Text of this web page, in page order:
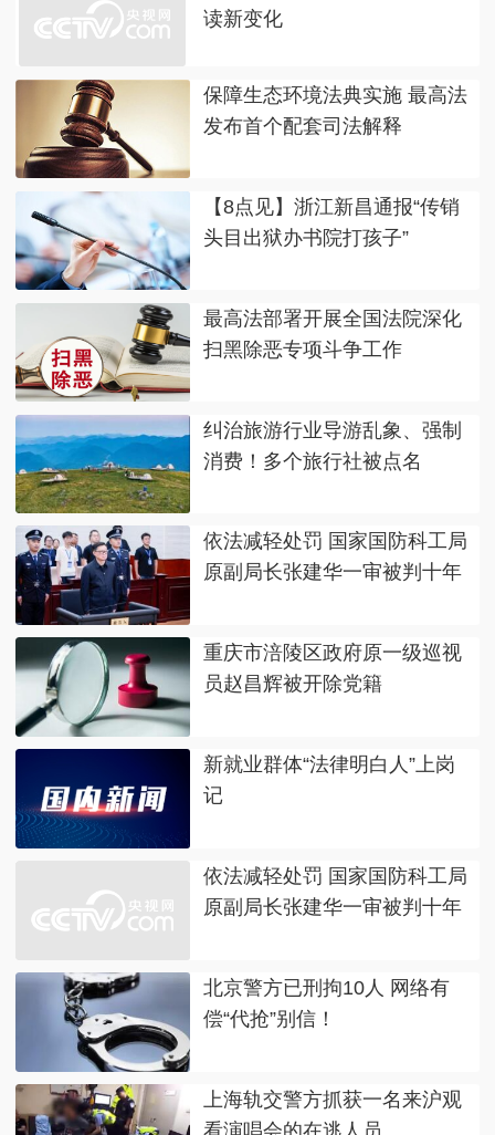
读新变化
保障生态环境法典实施 最高法
发布首个配套司法解释
【8点见】浙江新昌通报“传销
头目出狱办书院打孩子”
最高法部署开展全国法院深化
扫黑除恶专项斗争工作
纠治旅游行业导游乱象、强制
消费！多个旅行社被点名
依法减轻处罚 国家国防科工局
原副局长张建华一审被判十年
重庆市涪陵区政府原一级巡视
员赵昌辉被开除党籍
新就业群体“法律明白人”上岗
记
依法减轻处罚 国家国防科工局
原副局长张建华一审被判十年
北京警方已刑拘10人 网络有
偿“代抢”别信！
上海轨交警方抓获一名来沪观
看演唱会的在逃人员